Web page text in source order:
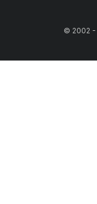
© 2002 -